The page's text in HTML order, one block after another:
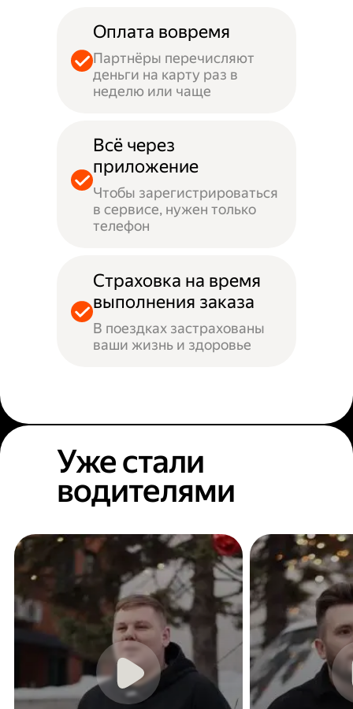
Оплата вовремя
Партнёры перечисляют
деньги на карту раз в
неделю или чаще
Всё через
приложение
Чтобы зарегистрироваться
в сервисе, нужен только
телефон
Страховка на время
выполнения заказа
В поездках застрахованы
ваши жизнь и здоровье
Уже стали
водителями